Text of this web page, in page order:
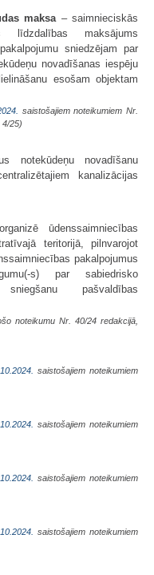
maksa – saimnieciskās
līdzdalības maksājums
sniedzējam par
novadīšanas iespēju
esošam objektam
saistošajiem noteikumiem Nr.
4/25)
notekūdeņu novadīšanu
kanalizācijas
ūdenssaimniecības
teritorijā, pilnvarojot
pakalpojumus
s) par sabiedrisko
sniegšanu pašvaldības
noteikumu Nr. 40/24 redakcijā,
saistošajiem noteikumiem
saistošajiem noteikumiem
saistošajiem noteikumiem
saistošajiem noteikumiem